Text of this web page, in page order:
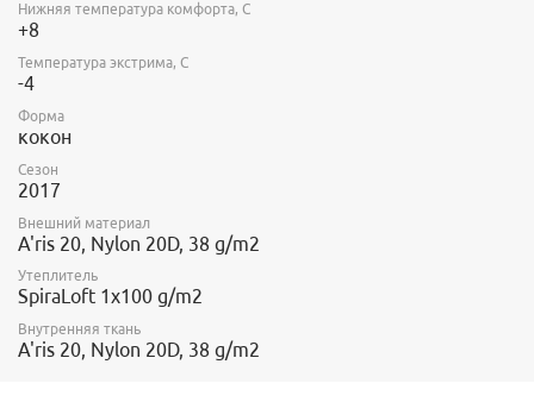
Нижняя температура комфорта, С
+8
Температура экстрима, С
-4
Форма
кокон
Сезон
2017
Внешний материал
A'ris 20, Nylon 20D, 38 g/m2
Утеплитель
SpiraLoft 1x100 g/m2
Внутренняя ткань
A'ris 20, Nylon 20D, 38 g/m2